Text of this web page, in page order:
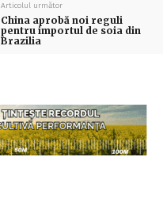
Articolul următor
China aprobă noi reguli
pentru importul de soia din
Brazilia